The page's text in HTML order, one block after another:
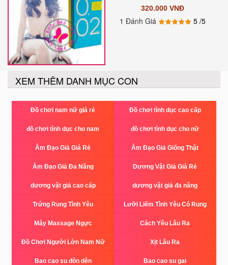
320.000 VNĐ
1 Đánh Giá 5/5
XEM THÊM DANH MỤC CON
Đồ chơi nam nữ giá rẻ Đồ chơi tình dục cao cấp
đồ chơi tình dục cho nam đồ chơi tình dục cho nữ
Âm Đạo Giả Giá Rẻ Âm Đạo Giả Giống Thật
Âm Đạo Giả Đa Năng Dương Vật Giả Giá Rẻ
dương vật giả cao cấp dương vật giả đa năng
Trứng Rung Tình Yêu Lưỡi Liếm Tình Yêu Có Rung
Máy Massage Ngực Cách Yêu Lâu Ra
Đồ Chơi Người Lớn Nam Nữ Xịt Lâu Ra
Bao cao su đôn dên Bao cao su gai